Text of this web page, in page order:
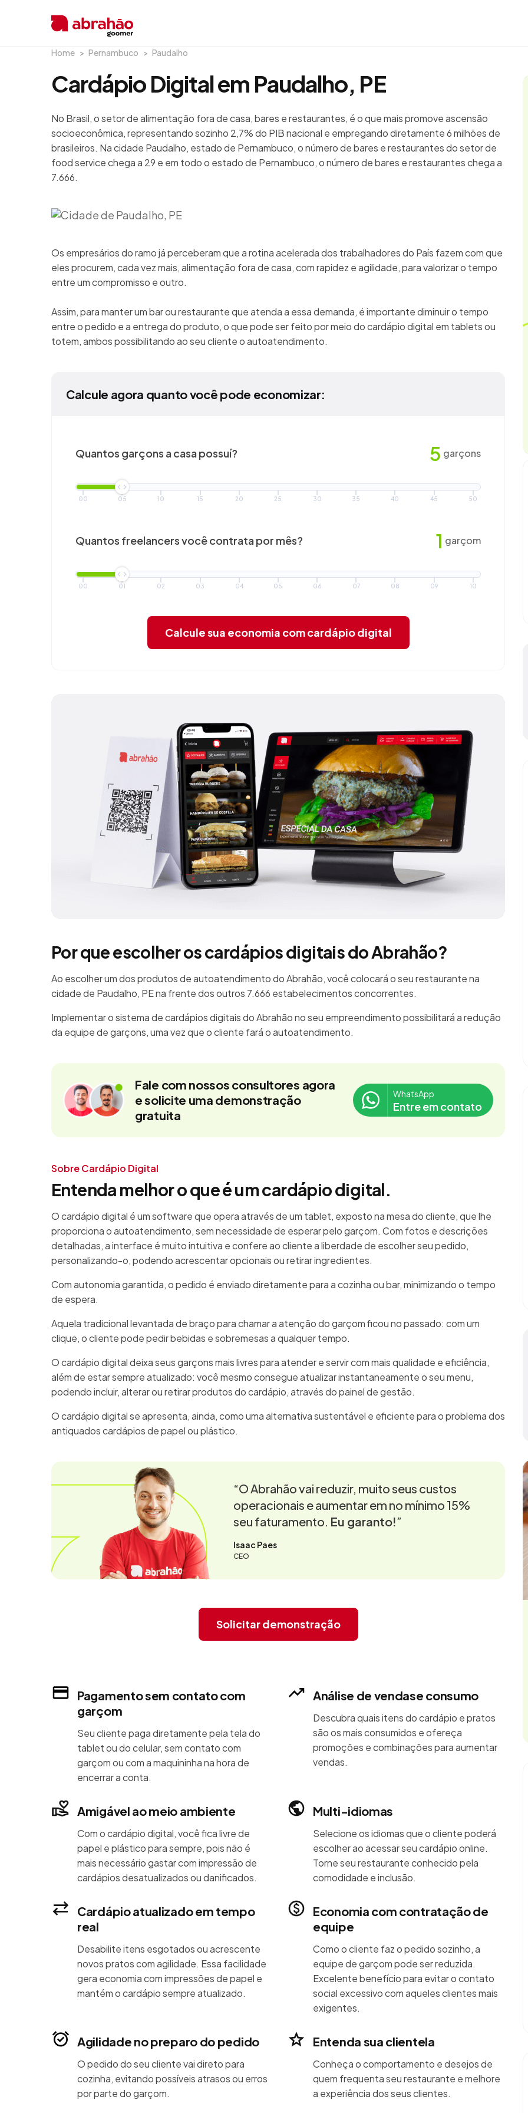
Home Pernambuco Paudalho
Cardápio Digital em Paudalho, PE
No Brasil, o setor de alimentação fora de casa, bares e restaurantes, é o que mais promove ascensão
socioeconômica, representando sozinho 2,7% do PIB nacional e empregando diretamente 6 milhões de
brasileiros. Na cidade Paudalho, estado de Pernambuco, o número de bares e restaurantes do setor de
food service chega a 29 e em todo o estado de Pernambuco, o número de bares e restaurantes chega a
7.666.
Os empresários do ramo já perceberam que a rotina acelerada dos trabalhadores do País fazem com que
eles procurem, cada vez mais, alimentação fora de casa, com rapidez e agilidade, para valorizar o tempo
entre um compromisso e outro.
Assim, para manter um bar ou restaurante que atenda a essa demanda, é importante diminuir o tempo
entre o pedido e a entrega do produto, o que pode ser feito por meio do cardápio digital em tablets ou
totem, ambos possibilitando ao seu cliente o autoatendimento.
Calcule agora quanto você pode economizar:
Quantos garçons a casa possuí? 5 garçons
00 05 10 15 20 25 30 35 40 45 50
Quantos freelancers vocêcontrata por mês? 1 garçom
00 01 02 03 04 05 06 07 08 09 10
Calcule sua economia com cardápio digital
Por que escolher os cardápios digitais do Abrahão?
Ao escolher um dos produtos de autoatendimento do Abrahão, você colocará o seu restaurante na
cidade de Paudalho, PE na frente dos outros 7.666 estabelecimentos concorrentes.
Implementar o sistema de cardápios digitais do Abrahão no seu empreendimento possibilitará a redução
da equipe de garçons, uma vez que o cliente fará o autoatendimento.
Fale com nossos consultores agora
e solicite uma demonstração
gratuita
WhatsApp
Entre em contato
Sobre Cardápio Digital
Entenda melhor o que é um cardápio digital.
O cardápio digital é um software que opera através de um tablet, exposto na mesa do cliente, que lhe
proporciona o autoatendimento, sem necessidade de esperar pelo garçom. Com fotos e descrições
detalhadas, a interface é muito intuitiva e confere ao cliente a liberdade de escolher seu pedido,
personalizando-o, podendo acrescentar opcionais ou retirar ingredientes.
Com autonomia garantida, o pedido é enviado diretamente para a cozinha ou bar, minimizando o tempo
de espera.
Aquela tradicional levantada de braço para chamar a atenção do garçom ficou no passado: com um
clique, o cliente pode pedir bebidas e sobremesas a qualquer tempo.
O cardápio digital deixa seus garçons mais livres para atender e servir com mais qualidade e eficiência,
além de estar sempre atualizado: você mesmo consegue atualizar instantaneamente o seu menu,
podendo incluir, alterar ou retirar produtos do cardápio, através do painel de gestão.
O cardápio digital se apresenta, ainda, como uma alternativa sustentável e eficiente para o problema dos
antiquados cardápios de papel ou plástico.
“O Abrahão vai reduzir, muito seus custos
operacionais e aumentar em no mínimo 15%
seu faturamento. Eu garanto!”
Isaac Paes
CEO
Solicitar demonstração
Pagamento sem contato com
garçom
Seu cliente paga diretamente pela tela do
tablet ou do celular, sem contato com
garçom ou com a maquininha na hora de
encerrar a conta.
Análise de vendase consumo
Descubra quais itens do cardápio e pratos
são os mais consumidos e ofereça
promoções e combinações para aumentar
vendas.
Amigável ao meio ambiente
Com o cardápio digital, você fica livre de
papel e plástico para sempre, pois não é
mais necessário gastar com impressão de
cardápios desatualizados ou danificados.
Multi-idiomas
Selecione os idiomas que o cliente poderá
escolher ao acessar seu cardápio online.
Torne seu restaurante conhecido pela
comodidade e inclusão.
Cardápio atualizado em tempo
real
Desabilite itens esgotados ou acrescente
novos pratos com agilidade. Essa facilidade
gera economia com impressões de papel e
mantém o cardápio sempre atualizado.
Economia com contratação de
equipe
Como o cliente faz o pedido sozinho, a
equipe de garçom pode ser reduzida.
Excelente benefício para evitar o contato
social excessivo com aqueles clientes mais
exigentes.
Agilidade no preparo do pedido
O pedido do seu cliente vai direto para
cozinha, evitando possíveis atrasos ou erros
por parte do garçom.
Entenda sua clientela
Conheça o comportamento e desejos de
quem frequenta seu restaurante e melhore
a experiência dos seus clientes.